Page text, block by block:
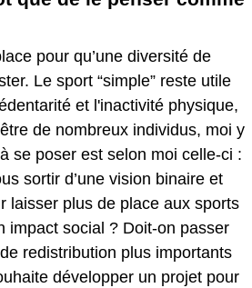
pour qu’une diversité de
Le sport “simple” reste utile
et l'inactivité physique,
de nombreux individus, moi y
se poser est selon moi celle-ci :
sortir d’une vision binaire et
laisser plus de place aux sports
impact social ? Doit-on passer
redistribution plus importants
développer un projet pour